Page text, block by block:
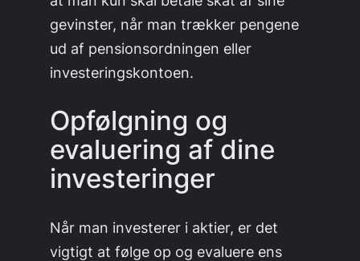
gevinster, når man trækker pengene
ud af pensionsordningen eller
investeringskontoen.
Opfølgning og
evaluering af dine
investeringer
Når man investerer i aktier, er det
vigtigt at følge op og evaluere ens